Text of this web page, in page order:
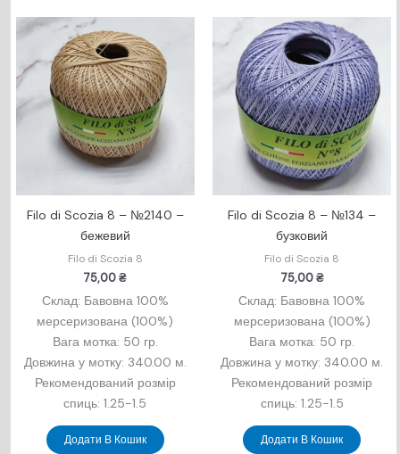
Filo di Scozia 8 – №2140 –
бежевий
Filo di Scozia 8
75,00₴
Склад: Бавовна 100%
мерсеризована (100%)
Вага мотка: 50 гр.
Довжина у мотку: 340.00 м.
Рекомендований розмір
спиць: 1.25-1.5
Додати В Кошик
Filo di Scozia 8 – №134 –
бузковий
Filo di Scozia 8
75,00₴
Склад: Бавовна 100%
мерсеризована (100%)
Вага мотка: 50 гр.
Довжина у мотку: 340.00 м.
Рекомендований розмір
спиць: 1.25-1.5
Додати В Кошик